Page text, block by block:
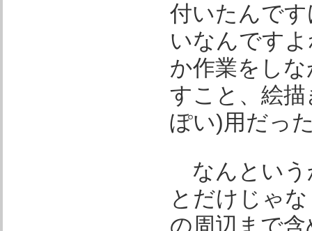
付いたんで
いなんです
か作業をし
すこと、絵
ぽい)用だっ
なんという
とだけじゃ
の周辺まで